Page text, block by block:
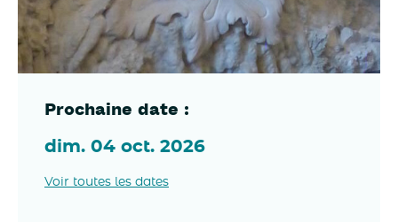
Prochaine date :
dim. 04 oct. 2026
Voir toutes les dates